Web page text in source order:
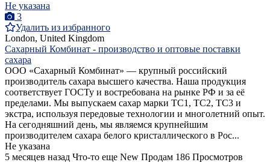
Не указана
3
Удалить из избранного
London, United Kingdom
Сахарный Комбинат - производство и оптовые поставки
сахара
ООО «Сахарный Комбинат» — крупный российский
производитель сахара высшего качества. Наша продукция
соответствует ГОСТу и востребована на рынке РФ и за её
пределами. Мы выпускаем сахар марки ТС1, ТС2, ТС3 и
экстра, используя передовые технологии и многолетний опыт.
На сегодняшний день, мы являемся крупнейшим
производителем сахара белого кристаллического в Рос...
Не указана
5 месяцев назад Что-то еще New Продам 186 Просмотров